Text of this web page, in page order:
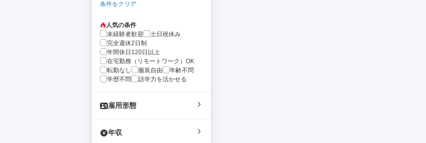
条件をクリア
人気の条件
未経験者歓迎
土日祝休み
完全週休2日制
年間休日120日以上
在宅勤務（リモートワーク）OK
転勤なし
服装自由
年齢不問
学歴不問
語学力を活かせる
雇用形態
年収